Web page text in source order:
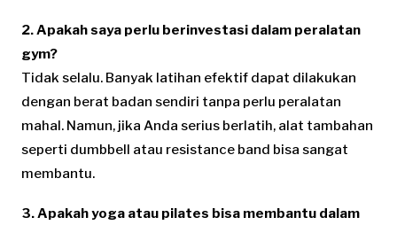
2. Apakah saya perlu berinvestasi dalam peralatan
gym?
Tidak selalu. Banyak latihan efektif dapat dilakukan
dengan berat badan sendiri tanpa perlu peralatan
mahal. Namun, jika Anda serius berlatih, alat tambahan
seperti dumbbell atau resistance band bisa sangat
membantu.
3. Apakah yoga atau pilates bisa membantu dalam